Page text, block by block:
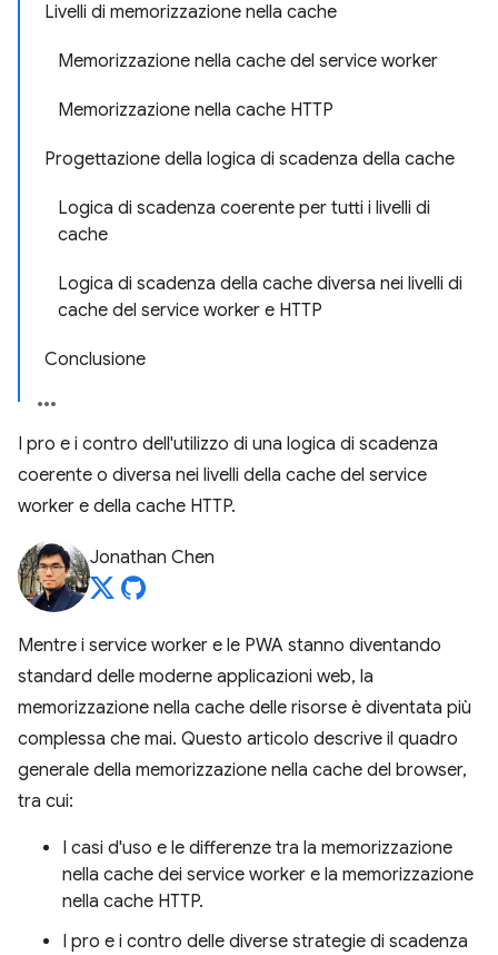
Livelli di memorizzazione nella cache
Memorizzazione nella cache del service worker
Memorizzazione nella cache HTTP
Progettazione della logica di scadenza della cache
Logica di scadenza coerente per tutti i livelli di
cache
Logica di scadenza della cache diversa nei livelli di
cache del service worker e HTTP
Conclusione
I pro e i contro dell'utilizzo di una logica di scadenza
coerente o diversa nei livelli della cache del service
worker e della cache HTTP.
Jonathan Chen
Mentre i service worker e le PWA stanno diventando
standard delle moderne applicazioni web, la
memorizzazione nella cache delle risorse è diventata più
complessa che mai. Questo articolo descrive il quadro
generale della memorizzazione nella cache del browser,
tra cui:
I casi d'uso e le differenze tra la memorizzazione
nella cache dei service worker e la memorizzazione
nella cache HTTP.
I pro e i contro delle diverse strategie di scadenza